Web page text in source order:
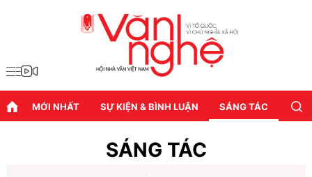
MỚI NHẤT SỰ KIỆN & BÌNH LUẬN SÁNG TÁC
SÁNG TÁC